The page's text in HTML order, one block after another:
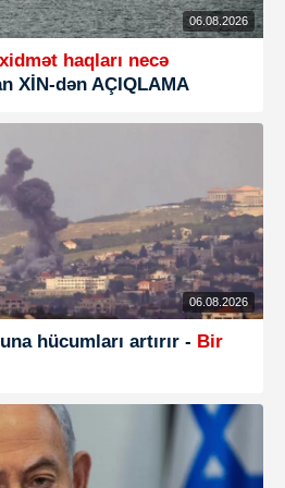
06.08.2026
haqları necə
XİN-dən AÇIQLAMA
06.08.2026
hücumları artırır - Bir